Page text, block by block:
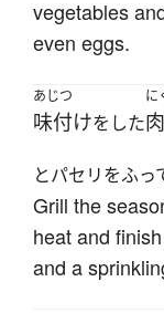
vegetables
even eggs.
あじつ
味付けをした
に
肉
とパセリをふっ
Grill the
heat and
and a